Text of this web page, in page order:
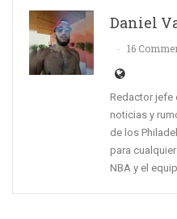
Daniel
16
Redactor jefe
noticias y
de los
para
NBA y el